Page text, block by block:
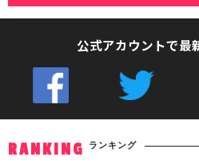
公式アカウントで最
RANKING ランキング